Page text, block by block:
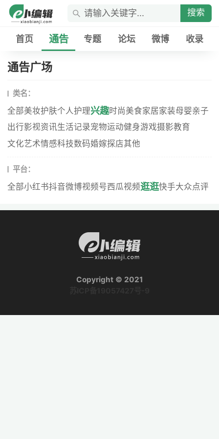
搜索
首页 通告 专题 论坛 微博 收录
通告广场
类名：
全部美妆护肤个人护理兴趣时尚美食家居家装母婴亲子
出行影视资讯生活记录宠物运动健身游戏摄影教育
文化艺术情感科技数码婚嫁探店其他
平台：
全部小红书抖音微博视频号西瓜视频逛逛快手大众点评
Copyright © 2021